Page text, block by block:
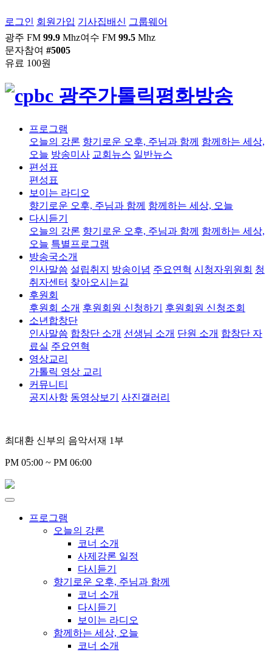
로그인 회원가입 기사집배신 그룹웨어
광주 FM 99.9 Mhz여수 FM 99.5 Mhz
문자참여 #5005
유료 100원
프로그램
오늘의 강론 향기로운 오후, 주님과 함께 함께하는 세상,
오늘 방송미사 교회뉴스 일반뉴스
편성표
편성표
보이는 라디오
향기로운 오후, 주님과 함께 함께하는 세상, 오늘
다시듣기
오늘의 강론 향기로운 오후, 주님과 함께 함께하는 세상,
오늘 특별프로그램
방송국소개
인사말씀 설립취지 방송이념 주요연혁 시청자위원회 청
취자센터 찾아오시는길
후원회
후원회 소개 후원회원 신청하기
후원회원 신청조회
소년합창단
인사말씀 합창단 소개 선생님 소개 단원 소개 합창단 자
료실 주요연혁
영상교리
가톨릭 영상 교리
커뮤니티
공지사항 동영상보기 사진갤러리
최대환 신부의 음악서재 1부
PM 05:00 ~ PM 06:00
프로그램
오늘의 강론
코너 소개
사제강론 일정
다시듣기
향기로운 오후, 주님과 함께
코너 소개
다시듣기
보이는 라디오
함께하는 세상, 오늘
코너 소개